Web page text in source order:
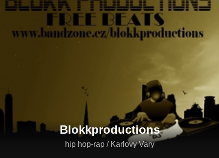
Blokkproductions
hip hop-rap / Karlovy Vary